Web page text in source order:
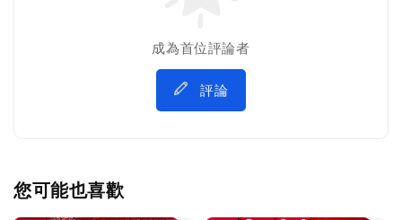
成為首位評論者
評論
您可能也喜歡